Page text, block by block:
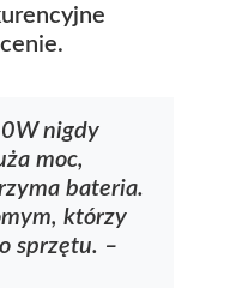
nigdy
moc,
bateria.
którzy
sprzętu. –